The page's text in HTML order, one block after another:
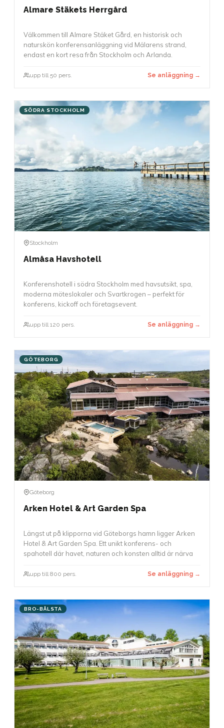
Almare Stäkets Herrgård
Välkommen till Almare Stäket Gård, en historisk och
naturskön konferensanläggning vid Mälarens strand,
endast en kort resa från Stockholm och Arlanda.
upp till 50 pers. Se anläggning →
SÖDRA STOCKHOLM
Stockholm
Almåsa Havshotell
Konferenshotell i södra Stockholm med havsutsikt, spa,
moderna möteslokaler och Svartkrogen – perfekt för
konferens, kickoff och företagsevent.
upp till 120 pers. Se anläggning →
GÖTEBORG
Göteborg
Arken Hotel & Art Garden Spa
Längst ut på klipporna vid Göteborgs hamn ligger Arken
Hotel & Art Garden Spa. Ett unikt konferens- och
spahotell där havet, naturen och konsten alltid är närva
upp till 800 pers. Se anläggning →
BRO-BÅLSTA